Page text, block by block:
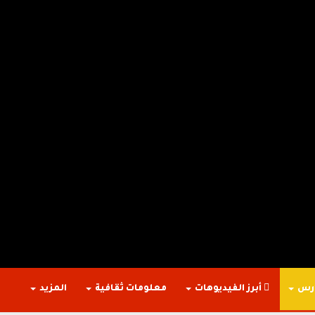
أبرز الفيديوهات معلومات ثقافية المزيد